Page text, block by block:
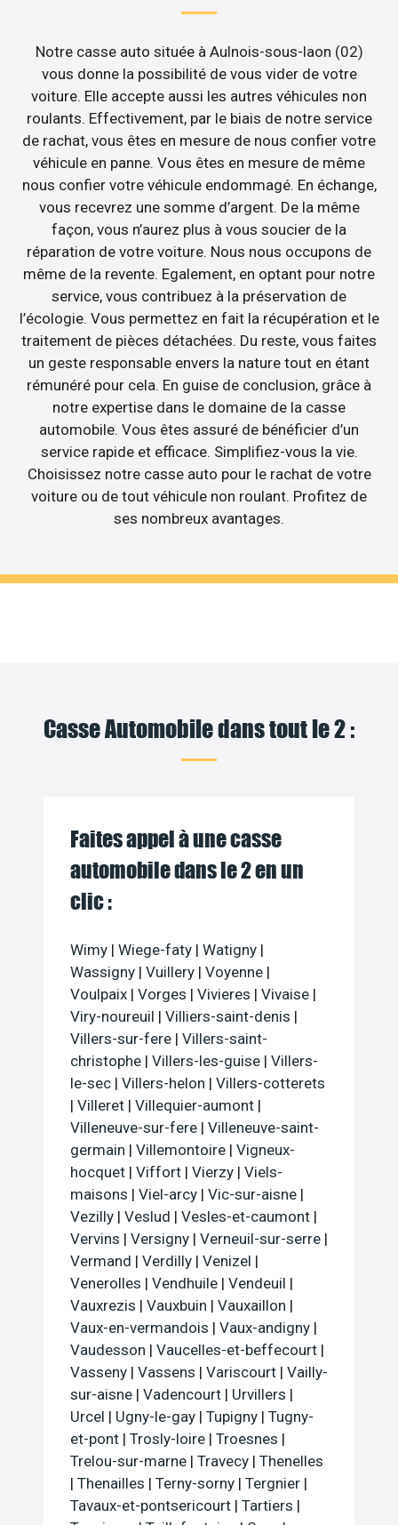
Notre casse auto située à Aulnois-sous-laon (02)
vous donne la possibilité de vous vider de votre
voiture. Elle accepte aussi les autres véhicules non
roulants. Effectivement, par le biais de notre service
de rachat, vous êtes en mesure de nous confier votre
véhicule en panne. Vous êtes en mesure de même
nous confier votre véhicule endommagé. En échange,
vous recevrez une somme d’argent. De la même
façon, vous n’aurez plus à vous soucier de la
réparation de votre voiture. Nous nous occupons de
même de la revente. Egalement, en optant pour notre
service, vous contribuez à la préservation de
l’écologie. Vous permettez en fait la récupération et le
traitement de pièces détachées. Du reste, vous faites
un geste responsable envers la nature tout en étant
rémunéré pour cela. En guise de conclusion, grâce à
notre expertise dans le domaine de la casse
automobile. Vous êtes assuré de bénéficier d’un
service rapide et efficace. Simplifiez-vous la vie.
Choisissez notre casse auto pour le rachat de votre
voiture ou de tout véhicule non roulant. Profitez de
ses nombreux avantages.
Casse Automobile dans tout le 2 :
Faites appel à une casse
automobile dans le 2 en un
clic :
Wimy | Wiege-faty | Watigny |
Wassigny | Vuillery | Voyenne |
Voulpaix | Vorges | Vivieres | Vivaise |
Viry-noureuil | Villiers-saint-denis |
Villers-sur-fere | Villers-saint-
christophe | Villers-les-guise | Villers-
le-sec | Villers-helon | Villers-cotterets
| Villeret | Villequier-aumont |
Villeneuve-sur-fere | Villeneuve-saint-
germain | Villemontoire | Vigneux-
hocquet | Viffort | Vierzy | Viels-
maisons | Viel-arcy | Vic-sur-aisne |
Vezilly | Veslud | Vesles-et-caumont |
Vervins | Versigny | Verneuil-sur-serre |
Vermand | Verdilly | Venizel |
Venerolles | Vendhuile | Vendeuil |
Vauxrezis | Vauxbuin | Vauxaillon |
Vaux-en-vermandois | Vaux-andigny |
Vaudesson | Vaucelles-et-beffecourt |
Vasseny | Vassens | Variscourt | Vailly-
sur-aisne | Vadencourt | Urvillers |
Urcel | Ugny-le-gay | Tupigny | Tugny-
et-pont | Trosly-loire | Troesnes |
Trelou-sur-marne | Travecy | Thenelles
| Thenailles | Terny-sorny | Tergnier |
Tavaux-et-pontsericourt | Tartiers |